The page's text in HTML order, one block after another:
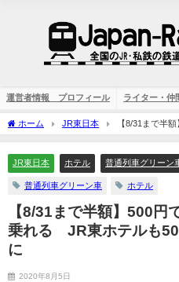
運営者情報 プロフィール ライター・仲
ホーム JR東日本
【8/31まで半
JR東ホテルも5000ポイントで1泊が可能に
JR東日本 ホテル 普通列車グリーン
普通列車グリーン車 ホテル
【8/31まで半額】500円
乗れる JR東ホテルも
に
2020年8月5日